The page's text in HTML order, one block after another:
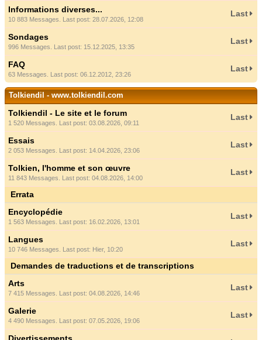
Informations diverses...
10 883 Messages. Last post: 28.07.2026, 12:08
Last
Sondages
996 Messages. Last post: 15.12.2025, 13:35
Last
FAQ
63 Messages. Last post: 06.12.2012, 23:26
Last
Tolkiendil - www.tolkiendil.com
Tolkiendil - Le site et le forum
1 520 Messages. Last post: 03.08.2026, 09:11
Last
Essais
2 053 Messages. Last post: 14.04.2026, 23:06
Last
Tolkien, l'homme et son œuvre
11 843 Messages. Last post: 04.08.2026, 14:00
Last
Errata
Encyclopédie
1 563 Messages. Last post: 16.02.2026, 13:01
Last
Langues
10 746 Messages. Last post: Hier, 10:20
Last
Demandes de traductions et de transcriptions
Arts
7 415 Messages. Last post: 04.08.2026, 14:46
Last
Galerie
4 490 Messages. Last post: 07.05.2026, 19:06
Last